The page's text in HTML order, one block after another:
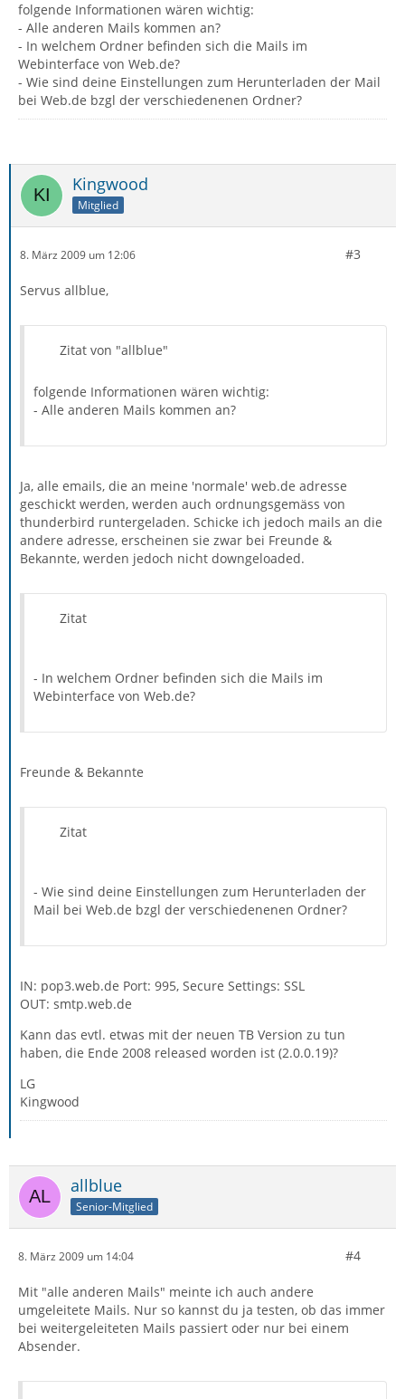
folgende Informationen wären wichtig:
- Alle anderen Mails kommen an?
- In welchem Ordner befinden sich die Mails im
Webinterface von Web.de?
- Wie sind deine Einstellungen zum Herunterladen der Mail
bei Web.de bzgl der verschiedenenen Ordner?
Kingwood
Mitglied
8. März 2009 um 12:06 #3
Servus allblue,
Zitat von "allblue"
folgende Informationen wären wichtig:
- Alle anderen Mails kommen an?
Ja, alle emails, die an meine 'normale' web.de adresse
geschickt werden, werden auch ordnungsgemäss von
thunderbird runtergeladen. Schicke ich jedoch mails an die
andere adresse, erscheinen sie zwar bei Freunde &
Bekannte, werden jedoch nicht downgeloaded.
Zitat
- In welchem Ordner befinden sich die Mails im
Webinterface von Web.de?
Freunde & Bekannte
Zitat
- Wie sind deine Einstellungen zum Herunterladen der
Mail bei Web.de bzgl der verschiedenenen Ordner?
IN: pop3.web.de Port: 995, Secure Settings: SSL
OUT: smtp.web.de
Kann das evtl. etwas mit der neuen TB Version zu tun
haben, die Ende 2008 released worden ist (2.0.0.19)?
LG
Kingwood
allblue
Senior-Mitglied
8. März 2009 um 14:04 #4
Mit "alle anderen Mails" meinte ich auch andere
umgeleitete Mails. Nur so kannst du ja testen, ob das immer
bei weitergeleiteten Mails passiert oder nur bei einem
Absender.